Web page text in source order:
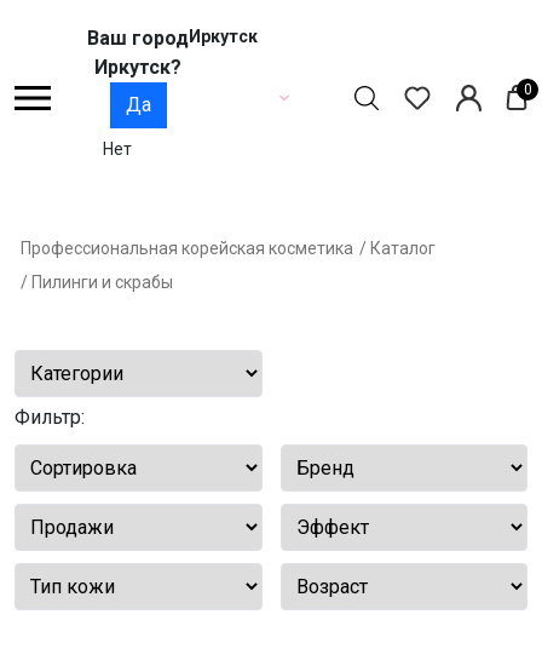
Ваш город
Иркутск?
Да
Нет
Иркутск
0
Профессиональная корейская косметика / Каталог
/ Пилинги и скрабы
Фильтр: